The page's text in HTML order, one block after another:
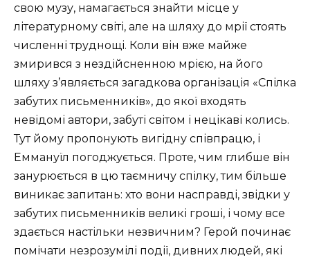
свою музу, намагається знайти місце у
літературному світі, але на шляху до мрії стоять
численні труднощі. Коли він вже майже
змирився з нездійсненною мрією, на його
шляху з’являється загадкова організація «Спілка
забутих письменників», до якої входять
невідомі автори, забуті світом і нецікаві колись.
Тут йому пропонують вигідну співпрацю, і
Еммануїл погоджується. Проте, чим глибше він
занурюється в цю таємничу спілку, тим більше
виникає запитань: хто вони насправді, звідки у
забутих письменників великі гроші, і чому все
здається настільки незвичним? Герой починає
помічати незрозумілі події, дивних людей, які